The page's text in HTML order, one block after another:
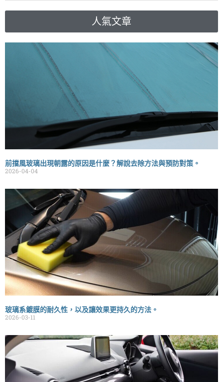
人氣文章
前擋風玻璃出現朝露的原因是什麼？解說去除方法與預防對策。
2026-04-04
玻璃系鍍膜的耐久性，以及讓效果更持久的方法。
2026-03-11